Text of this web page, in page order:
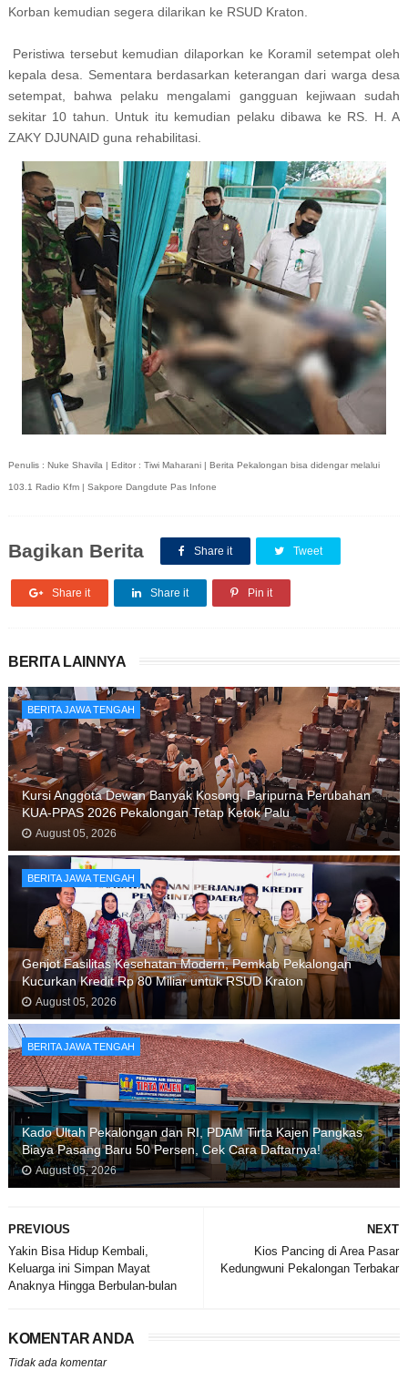
Korban kemudian segera dilarikan ke RSUD Kraton.
Peristiwa tersebut kemudian dilaporkan ke Koramil setempat oleh
kepala desa. Sementara berdasarkan keterangan dari warga desa
setempat, bahwa pelaku mengalami gangguan kejiwaan sudah
sekitar 10 tahun. Untuk itu kemudian pelaku dibawa ke RS. H. A
ZAKY DJUNAID guna rehabilitasi.
Penulis : Nuke Shavila | Editor : Tiwi Maharani | Berita Pekalongan bisa didengar melalui
103.1 Radio Kfm | Sakpore Dangdute Pas Infone
Bagikan Berita Share it Tweet
Share it Share it Pin it
BERITA LAINNYA
BERITA JAWA TENGAH
Kursi Anggota Dewan Banyak Kosong, Paripurna Perubahan
KUA-PPAS 2026 Pekalongan Tetap Ketok Palu
August 05, 2026
BERITA JAWA TENGAH
Genjot Fasilitas Kesehatan Modern, Pemkab Pekalongan
Kucurkan Kredit Rp 80 Miliar untuk RSUD Kraton
August 05, 2026
BERITA JAWA TENGAH
Kado Ultah Pekalongan dan RI, PDAM Tirta Kajen Pangkas
Biaya Pasang Baru 50 Persen, Cek Cara Daftarnya!
August 05, 2026
NEXT
Kios Pancing di Area Pasar
Kedungwuni Pekalongan Terbakar
PREVIOUS
Yakin Bisa Hidup Kembali,
Keluarga ini Simpan Mayat
Anaknya Hingga Berbulan-bulan
KOMENTAR ANDA
Tidak ada komentar